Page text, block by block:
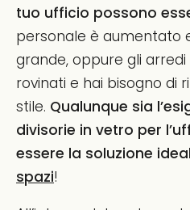
tuo ufficio possono
personale è aumentato
grande, oppure gli
rovinati e hai bisogno di
stile. Qualunque sia
divisorie in vetro per
essere la soluzione
spazi!